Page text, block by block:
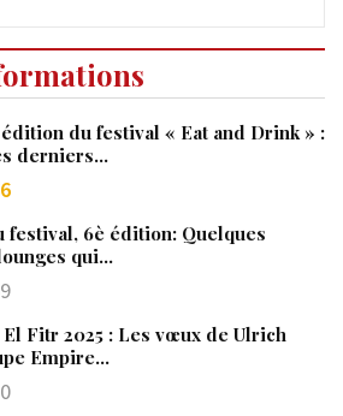
du festival « Eat and Drink » :
derniers…
festival, 6è édition: Quelques
qui…
Fitr 2025 : Les vœux de Ulrich
Empire…